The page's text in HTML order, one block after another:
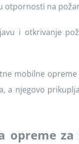
otpornosti na
i otkrivanje
mobilne opreme
a njegovo
opreme za